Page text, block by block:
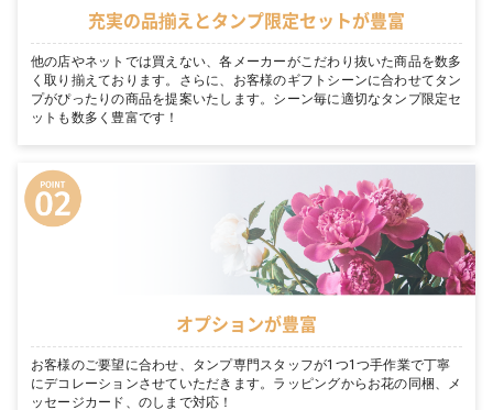
充実の品揃えとタンプ限定セットが豊富
他の店やネットでは買えない、各メーカーがこだわり抜いた商品を数多
く取り揃えております。さらに、お客様のギフトシーンに合わせてタン
プがぴったりの商品を提案いたします。シーン毎に適切なタンプ限定セ
ットも数多く豊富です！
オプションが豊富
お客様のご要望に合わせ、タンプ専門スタッフが1つ1つ手作業で丁寧
にデコレーションさせていただきます。ラッピングからお花の同梱、メ
ッセージカード、のしまで対応！